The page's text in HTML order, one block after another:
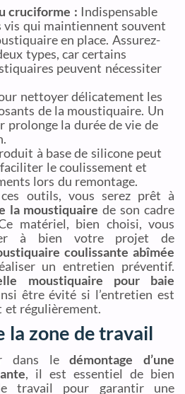
cruciforme : Indispensable
vis qui maintiennent souvent
en place. Assurez-
types, car certains
peuvent nécessiter
nettoyer délicatement les
de la moustiquaire. Un
prolonge la durée de vie de
à base de silicone peut
le coulissement et
lors du remontage.
outils, vous serez prêt à
la moustiquaire de son cadre
matériel, bien choisi, vous
à bien votre projet de
coulissante abîmée
un entretien préventif.
moustiquaire pour baie
être évité si l’entretien est
et régulièrement.
la zone de travail
dans ledémontage d’une
, il est essentiel de bien
travail pour garantir une